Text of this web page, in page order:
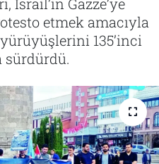
İsrail’in Gazze’ye
etmek amacıyla
135’inci
sürdürdü.